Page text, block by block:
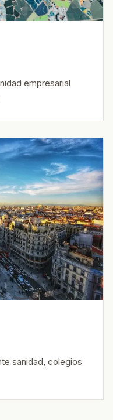
empresarial
sanidad, colegios